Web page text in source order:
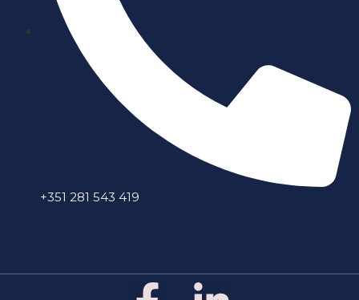
+351 281 543 419